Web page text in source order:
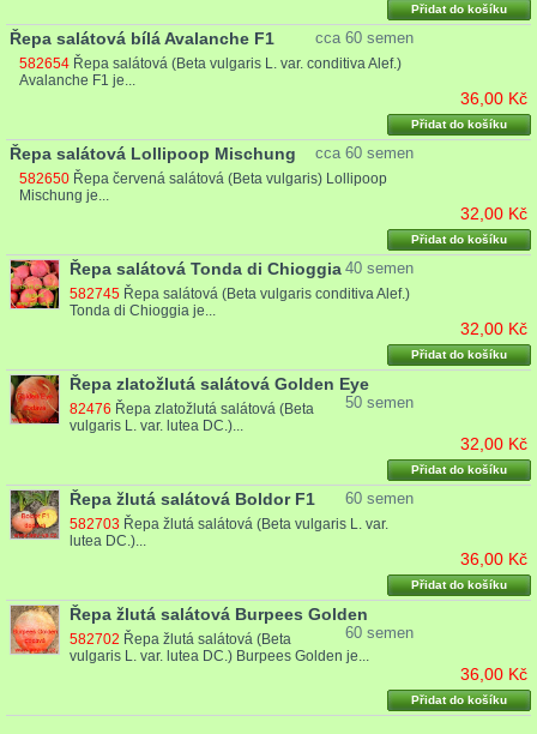
Přidat do košíku
Řepa salátová bílá Avalanche F1 cca 60 semen
582654 Řepa salátová (Beta vulgaris L. var. conditiva Alef.)
Avalanche F1 je...
36,00 Kč
Přidat do košíku
Řepa salátová Lollipoop Mischung cca 60 semen
582650 Řepa červená salátová (Beta vulgaris) Lollipoop
Mischung je...
32,00 Kč
Přidat do košíku
Řepa salátová Tonda di Chioggia 40 semen
582745 Řepa salátová (Beta vulgaris conditiva Alef.)
Tonda di Chioggia je...
32,00 Kč
Přidat do košíku
Řepa zlatožlutá salátová Golden Eye
50 semen
82476 Řepa zlatožlutá salátová (Beta
vulgaris L. var. lutea DC.)...
32,00 Kč
Přidat do košíku
Řepa žlutá salátová Boldor F1 60 semen
582703 Řepa žlutá salátová (Beta vulgaris L. var.
lutea DC.)...
36,00 Kč
Přidat do košíku
Řepa žlutá salátová Burpees Golden
60 semen
582702 Řepa žlutá salátová (Beta
vulgaris L. var. lutea DC.) Burpees Golden je...
36,00 Kč
Přidat do košíku